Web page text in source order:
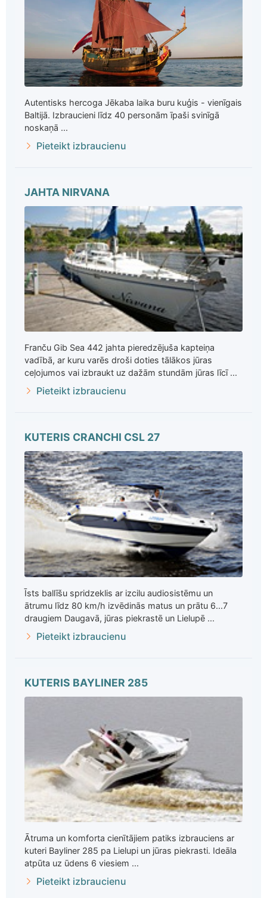
Autentisks hercoga Jēkaba laika buru kuģis - vienīgais
Baltijā. Izbraucieni līdz 40 personām īpaši svinīgā
noskaņā ...
Pieteikt izbraucienu
JAHTA NIRVANA
Franču Gib Sea 442 jahta pieredzējuša kapteiņa
vadībā, ar kuru varēs droši doties tālākos jūras
ceļojumos vai izbraukt uz dažām stundām jūras līcī ...
Pieteikt izbraucienu
KUTERIS CRANCHI CSL 27
Īsts ballīšu spridzeklis ar izcilu audiosistēmu un
ātrumu līdz 80 km/h izvēdinās matus un prātu 6...7
draugiem Daugavā, jūras piekrastē un Lielupē ...
Pieteikt izbraucienu
KUTERIS BAYLINER 285
Ātruma un komforta cienītājiem patiks izbrauciens ar
kuteri Bayliner 285 pa Lielupi un jūras piekrasti. Ideāla
atpūta uz ūdens 6 viesiem ...
Pieteikt izbraucienu